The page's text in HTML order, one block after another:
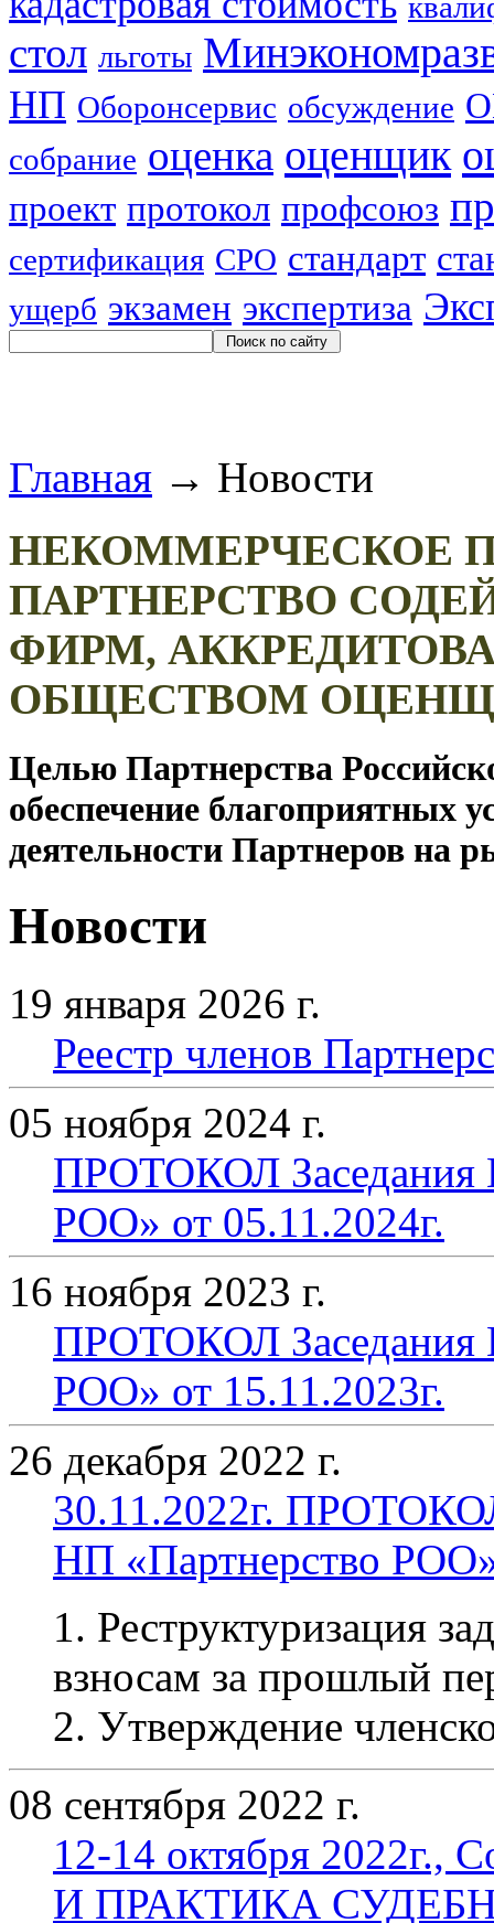
стол льготы
НП Оборонсервис обсуждение
собрание оценка оценщик
проект протокол профсоюз
сертификация СРО стандарт
ущерб экзамен экспертиза
Главная → Новости
НЕКОММЕРЧЕСКОЕ
ПАРТНЕРСТВО
ФИРМ,
ОБЩЕСТВОМ
Целью Партнерства
обеспечение благоприятных
деятельности Партнеров на
Новости
19 января 2026 г.
Реестр членов
05 ноября 2024 г.
ПРОТОКОЛ Заседания
РОО» от 05.11.2024г.
16 ноября 2023 г.
ПРОТОКОЛ Заседания
РОО» от 15.11.2023г.
26 декабря 2022 г.
30.11.2022г.
НП «Партнерство
1. Реструктуризация
взносам за прошлый
2. Утверждение
08 сентября 2022 г.
12-14 октября 2022г.,
И ПРАКТИКА